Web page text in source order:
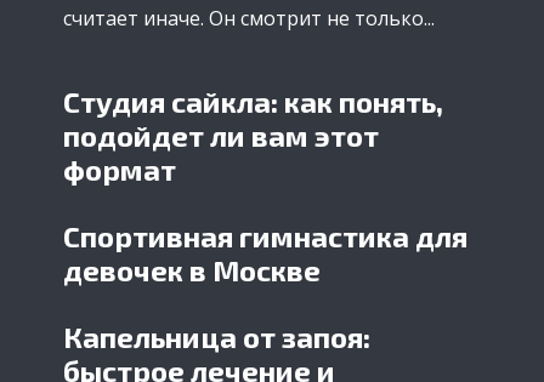
считает иначе. Он смотрит не только...
Студия сайкла: как понять,
подойдет ли вам этот
формат
Спортивная гимнастика для
девочек в Москве
Капельница от запоя:
быстрое лечение и